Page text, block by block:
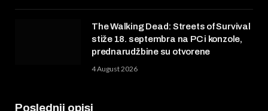
The Walking Dead: Streets of Survival
stiže 18. septembra na PC i konzole,
prednarudžbine su otvorene
4 August 2026
Poslednji opisi